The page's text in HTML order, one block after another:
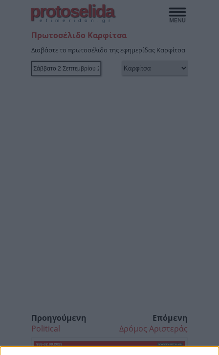
protoselida
efimeridon.gr
Πρωτοσέλιδο Καρφίτσα
Διαβάστε το πρωτοσέλιδο της εφημερίδας Καρφίτσα
Προηγούμενη
Political
Επόμενη
Δρόμος Αριστεράς